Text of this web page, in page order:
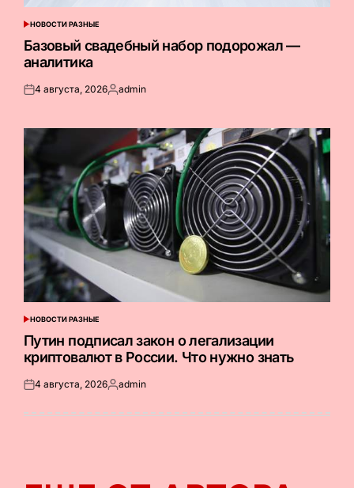
ОПУБЛИКОВАНО
В
НОВОСТИ РАЗНЫЕ
Базовый свадебный набор подорожал —
аналитика
Опубликовано
4 августа, 2026Запись
admin
ОПУБЛИКОВАНО
В
НОВОСТИ РАЗНЫЕ
Путин подписал закон о легализации
криптовалют в России. Что нужно знать
Опубликовано
4 августа, 2026Запись
admin